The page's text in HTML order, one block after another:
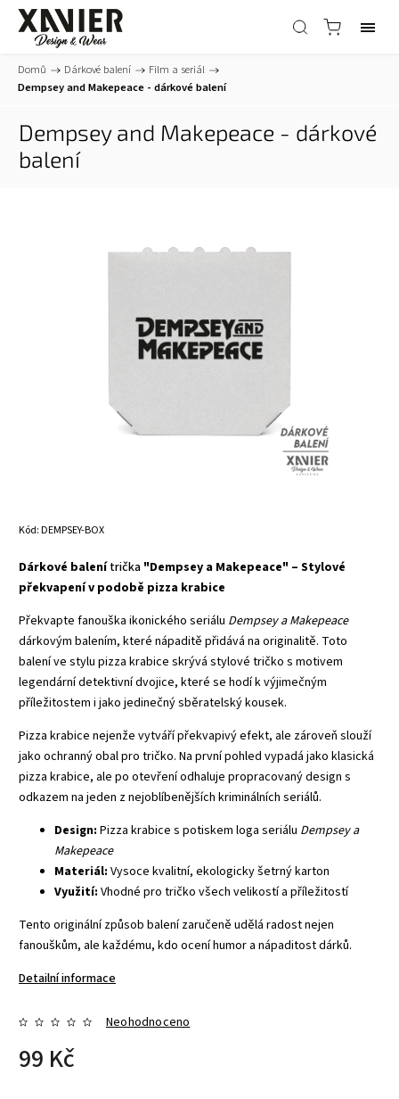
Domů / Dárkové balení / Film a seriál /
Dempsey and Makepeace - dárkové balení
Dempsey and Makepeace - dárkové
balení
Kód:DEMPSEY-BOX
Dárkové balenítrička "Dempsey a Makepeace" – Stylové
překvapení v podobě pizza krabice
Překvapte fanouška ikonického seriálu Dempsey a Makepeace
dárkovým balením, které nápaditě přidává na originalitě. Toto
balení ve stylu pizza krabice skrývá stylové tričko s motivem
legendární detektivní dvojice, které se hodí k výjimečným
příležitostem i jako jedinečný sběratelský kousek.
Pizza krabice nejenže vytváří překvapivý efekt, ale zároveň slouží
jako ochranný obal pro tričko. Na první pohled vypadá jako klasická
pizza krabice, ale po otevření odhaluje propracovaný design s
odkazem na jeden z nejoblíbenějších kriminálních seriálů.
Design: Pizza krabice s potiskem loga seriálu Dempsey a
Makepeace
Materiál: Vysoce kvalitní, ekologicky šetrný karton
Využití: Vhodné pro tričko všech velikostí a příležitostí
Tento originální způsob balení zaručeně udělá radost nejen
fanouškům, ale každému, kdo ocení humor a nápaditost dárků.
Detailní informace
Neohodnoceno
99 Kč